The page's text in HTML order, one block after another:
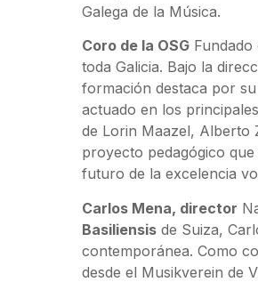
Galega de la Música.
Coro de la OSG Fundado
toda Galicia. Bajo la
formación destaca por
actuado en los
de Lorin Maazel, Alberto
proyecto pedagógico
futuro de la excelencia
Carlos Mena, director
Basiliensis de Suiza,
contemporánea. Como
desde el Musikverein de